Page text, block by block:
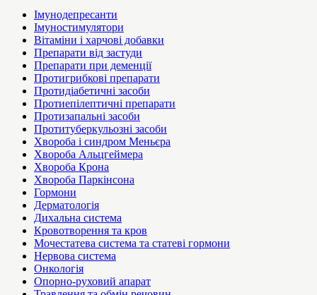
Імунодепресанти
Імуностимулятори
Вітаміни і харчові добавки
Препарати від застуди
Препарати при деменції
Протигрибкові препарати
Протидіабетичні засоби
Протиепілептичні препарати
Протизапальні засоби
Протитуберкульозні засоби
Хвороба і синдром Меньєра
Хвороба Альцгеймера
Хвороба Крона
Хвороба Паркінсона
Гормони
Дерматологія
Дихальна система
Кровотворення та кров
Мочестатева система та статеві гормони
Нервова система
Онкологія
Опорно-руховий апарат